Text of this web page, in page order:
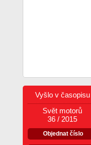
Vyšlo v časopisu
Svět motorů
36 / 2015
Objednat číslo